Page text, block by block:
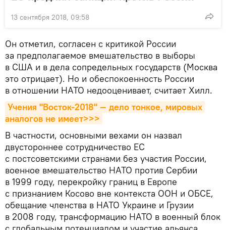
13 сентября 2018, 09:58
Он отметил, согласен с критикой России
за предполагаемое вмешательство в выборы
в США и в дела сопредельных государств (Москва
это отрицает). Но и обеспокоенность России
в отношении НАТО недооценивает, считает Хилл.
Учения "Восток-2018" — дело тонкое, мировых
аналогов не имеет>>>
В частности, основными вехами он назвал
двустороннее сотрудничество ЕС
с постсоветскими странами без участия России,
военное вмешательство НАТО против Сербии
в 1999 году, перекройку границ в Европе
с признанием Косово вне контекста ООН и ОБСЕ,
обещание членства в НАТО Украине и Грузии
в 2008 году, трансформацию НАТО в военный блок